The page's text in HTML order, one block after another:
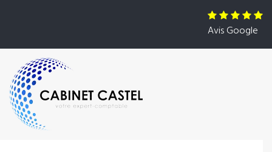
Avis Google